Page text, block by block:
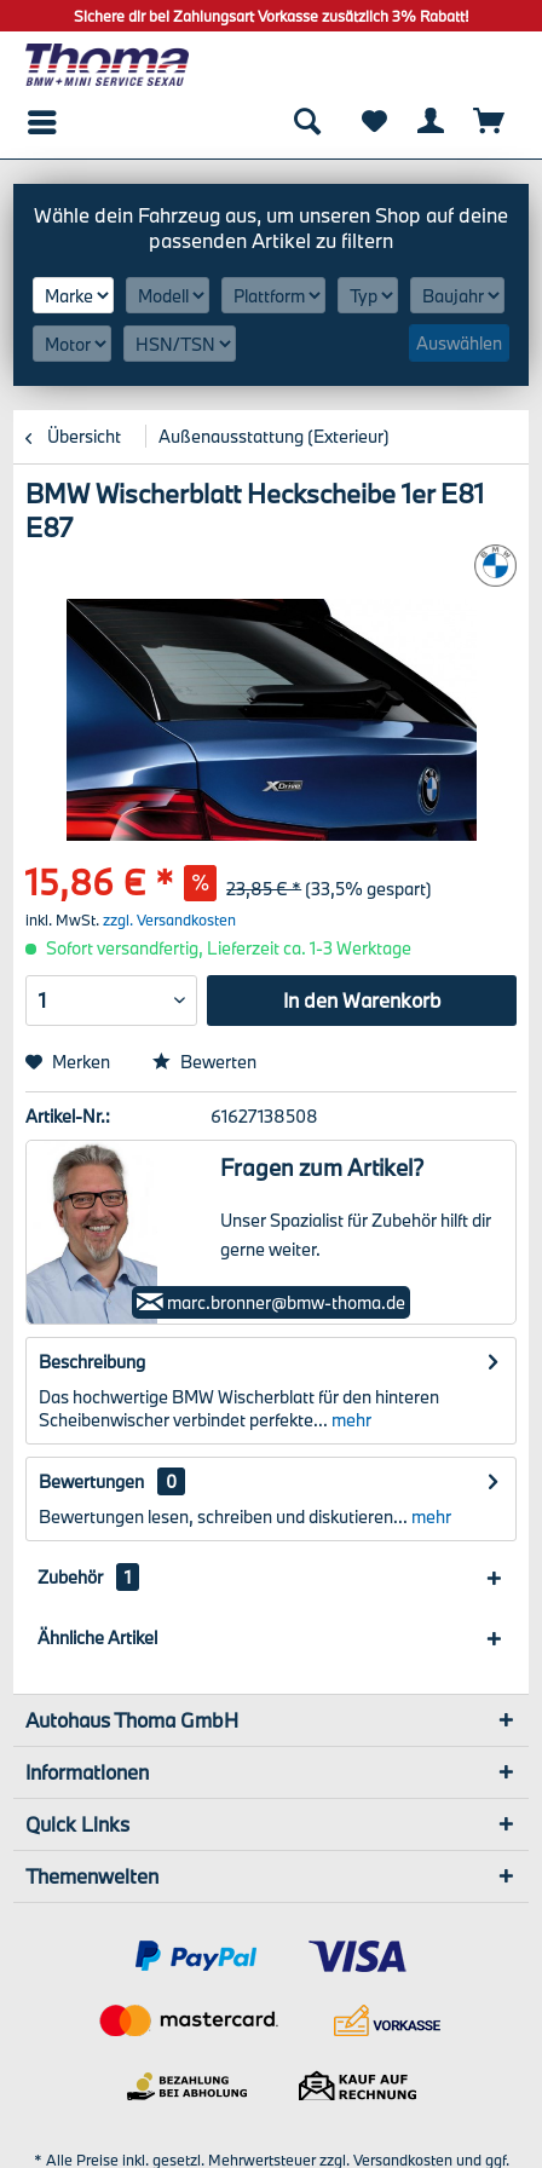
Sichere dir bei Zahlungsart Vorkasse zusätzlich 3% Rabatt!
Auswählen
Übersicht Außenausstattung (Exterieur)
BMW Wischerblatt Heckscheibe 1er E81
E87
15,86 € * 23,85 € *(33,5% gespart)
inkl. MwSt.zzgl. Versandkosten
Sofort versandfertig, Lieferzeit ca. 1-3 Werktage
In den Warenkorb
Merken Bewerten
Artikel-Nr.: 61627138508
Fragen zum Artikel?
Unser Spazialist für Zubehör hilft dir
gerne weiter.
marc.bronner@bmw-thoma.de
Marc Bronner
Beschreibung
Das hochwertige BMW Wischerblatt für den hinteren
Scheibenwischer verbindet perfekte... mehr
Bewertungen
0
Bewertungen lesen, schreiben und diskutieren... mehr
Zubehör 1
Ähnliche Artikel
Autohaus Thoma GmbH
Informationen
Quick Links
Themenwelten
* Alle Preise inkl. gesetzl. Mehrwertsteuer zzgl.Versandkostenund ggf.